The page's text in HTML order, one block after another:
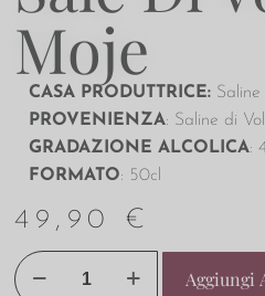
Moje
CASA PRODUTTRICE:
PROVENIENZA: Saline di
GRADAZIONE ALCOLICA:
FORMATO: 50cl
49,90 €
Aggiungi